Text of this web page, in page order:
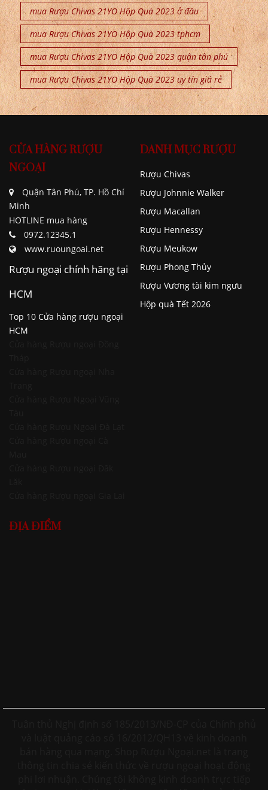
mua Rượu Chivas 21YO Hộp Quà 2023 ở đâu
mua Rượu Chivas 21YO Hộp Quà 2023 tphcm
mua Rượu Chivas 21YO Hộp Quà 2023 quận tân phú
mua Rượu Chivas 21YO Hộp Quà 2023 uy tín giá rẻ
CỬA HÀNG RƯỢU
NGOẠI
Quận Tân Phú, TP. Hồ Chí
Minh
HOTLINE mua hàng
0972.12345.1
www.ruoungoai.net
Rượu ngoại chính hãng tại
HCM
Top 10 Cửa hàng rượu ngoại
HCM
DANH MỤC RƯỢU
Rượu Chivas
Rượu Johnnie Walker
Rượu Macallan
Rượu Hennessy
Rượu Meukow
Rượu Phong Thủy
Rượu Vương tài kim ngưu
Hộp quà Tết 2026
ĐỊA ĐIỂM